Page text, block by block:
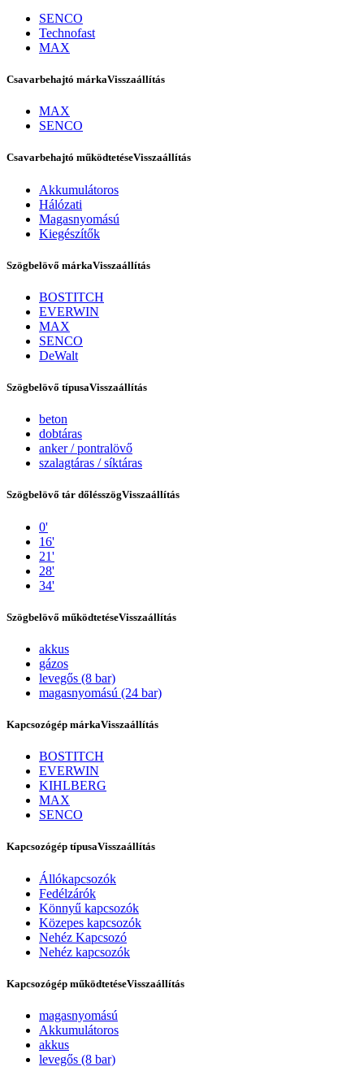
Bostitch
Tex Year
Szerviz
SENCO
Technofast
MAX
Csavarbehajtó márkaVisszaállítás
MAX
SENCO
Csavarbehajtó működtetéseVisszaállítás
Akkumulátoros
Hálózati
Magasnyomású
Kiegészítők
Szögbelövő márkaVisszaállítás
BOSTITCH
EVERWIN
MAX
SENCO
DeWalt
Szögbelövő típusaVisszaállítás
beton
dobtáras
anker / pontralövő
szalagtáras / síktáras
Szögbelövő tár dőlésszögVisszaállítás
0'
16'
21'
28'
34'
Szögbelövő működtetéseVisszaállítás
akkus
gázos
levegős (8 bar)
magasnyomású (24 bar)
Kapcsozógép márkaVisszaállítás
BOSTITCH
EVERWIN
KIHLBERG
MAX
SENCO
Kapcsozógép típusaVisszaállítás
Állókapcsozók
Fedélzárók
Könnyű kapcsozók
Közepes kapcsozók
Nehéz Kapcsozó
Nehéz kapcsozók
Kapcsozógép működtetéseVisszaállítás
magasnyomású
Akkumulátoros
akkus
levegős (8 bar)